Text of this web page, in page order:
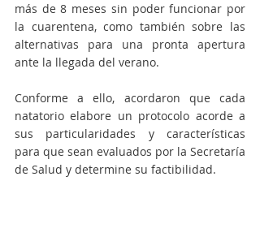
más de 8 meses sin poder funcionar por
la cuarentena, como también sobre las
alternativas para una pronta apertura
ante la llegada del verano.
Conforme a ello, acordaron que cada
natatorio elabore un protocolo acorde a
sus particularidades y características
para que sean evaluados por la Secretaría
de Salud y determine su factibilidad.